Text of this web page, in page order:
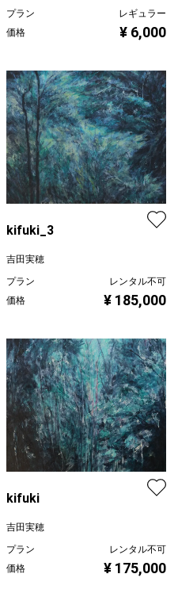
プラン
レギュラー
価格
¥ 6,000
kifuki_3
吉田実穂
プラン
レンタル不可
価格
¥ 185,000
kifuki
吉田実穂
プラン
レンタル不可
価格
¥ 175,000